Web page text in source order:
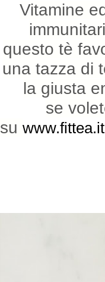
Vitamine
questo tè
una tazza di
la giusta
se
su www.fittea.it